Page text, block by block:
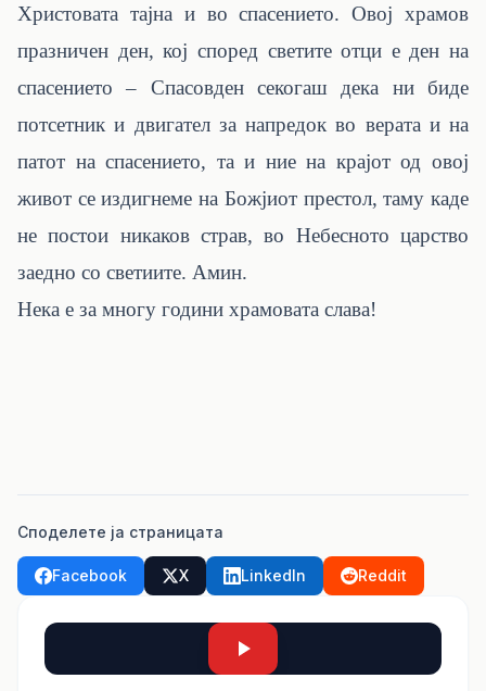
Христовата тајна и во спасението. Овој храмов
празничен ден, кој според светите отци е ден на
спасението – Спасовден секогаш дека ни биде
потсетник и двигател за напредок во верата и на
патот на спасението, та и ние на крајот од овој
живот се издигнеме на Божјиот престол, таму каде
не постои никаков страв, во Небесното царство
заедно со светиите. Амин.
Нека е за многу години храмовата слава!
Споделете ја страницата
Facebook X LinkedIn Reddit